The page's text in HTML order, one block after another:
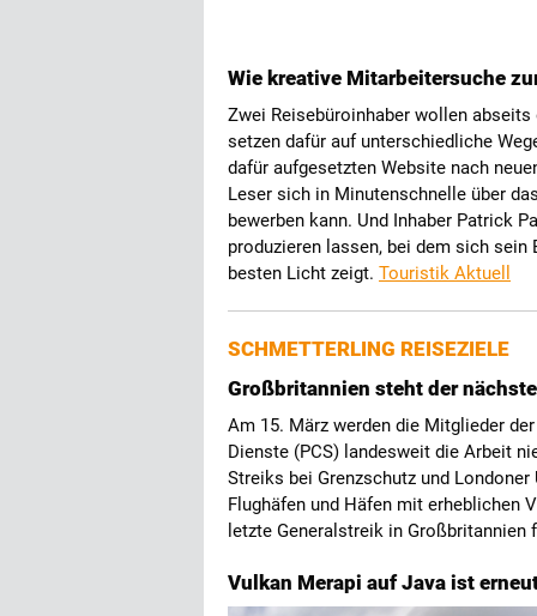
Wie kreative Mitarbeitersuche
Zwei Reisebüroinhaber wollen
setzen dafür auf unterschiedliche
dafür aufgesetzten Website nach
Leser sich in Minutenschnelle über
bewerben kann. Und Inhaber Patrick
produzieren lassen, bei dem sich
besten Licht zeigt. Touristik Aktuell
SCHMETTERLING REISEZIELE
Großbritannien steht der
Am 15. März werden die Mitglieder
Dienste (PCS) landesweit die Arbeit
Streiks bei Grenzschutz und
Flughäfen und Häfen mit erheblichen
letzte Generalstreik in
Vulkan Merapi auf Java ist